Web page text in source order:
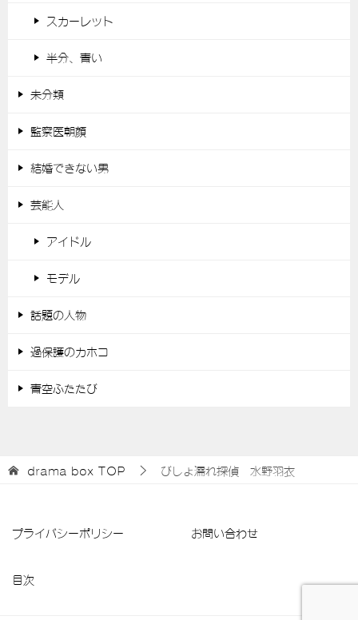
スカーレット
半分、青い
未分類
監察医朝顔
結婚できない男
芸能人
アイドル
モデル
話題の人物
過保護のカホコ
青空ふたたび
drama box TOP びしょ濡れ探偵 水野羽衣
プライバシーポリシー お問い合わせ
目次